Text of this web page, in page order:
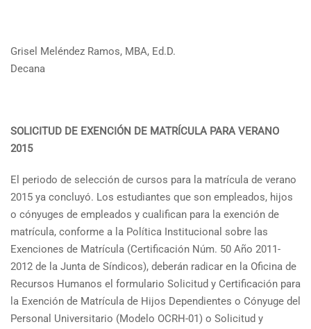
Grisel Meléndez Ramos, MBA, Ed.D.
Decana
SOLICITUD DE EXENCIÓN DE MATRÍCULA PARA VERANO
2015
El periodo de selección de cursos para la matrícula de verano
2015 ya concluyó. Los estudiantes que son empleados, hijos
o cónyuges de empleados y cualifican para la exención de
matrícula, conforme a la Política Institucional sobre las
Exenciones de Matrícula (Certificación Núm. 50 Año 2011-
2012 de la Junta de Síndicos), deberán radicar en la Oficina de
Recursos Humanos el formulario Solicitud y Certificación para
la Exención de Matrícula de Hijos Dependientes o Cónyuge del
Personal Universitario (Modelo OCRH-01) o Solicitud y